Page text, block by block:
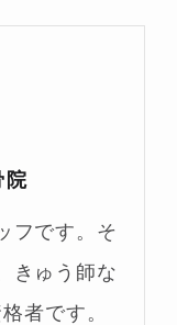
院
フです。そ
きゅう師な
者です。